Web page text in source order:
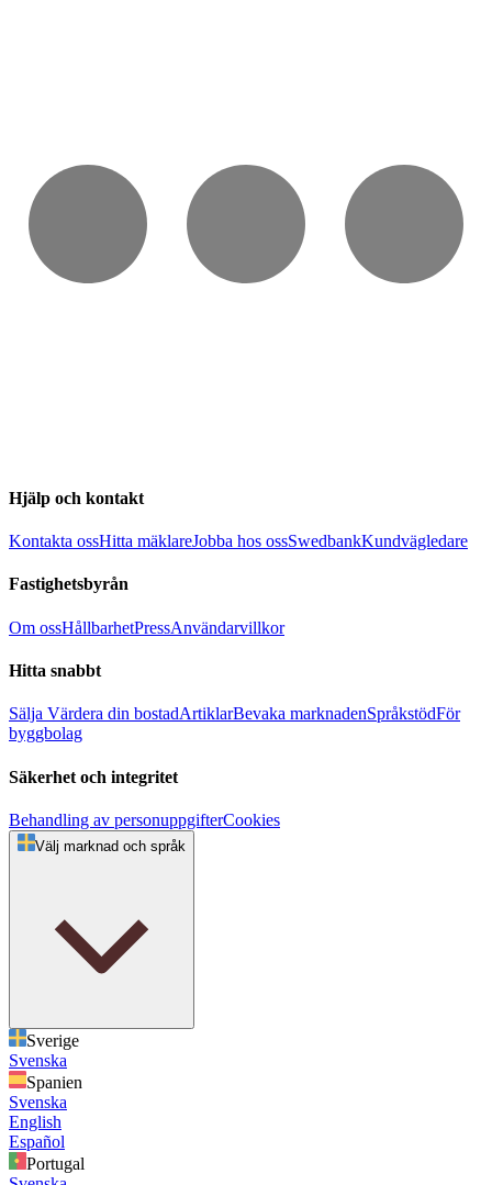
Hjälp och kontakt
Kontakta ossHitta mäklareJobba hos ossSwedbankKundvägledare
Fastighetsbyrån
Om ossHållbarhetPressAnvändarvillkor
Hitta snabbt
Sälja Värdera din bostadArtiklarBevaka marknadenSpråkstödFör
byggbolag
Säkerhet och integritet
Behandling av personuppgifterCookies
Välj marknad och språk
Sverige
Svenska
Spanien
Svenska
English
Español
Portugal